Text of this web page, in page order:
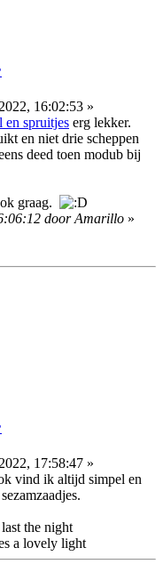
16:02:53 »
en spruitjes erg lekker.
en niet drie scheppen
deed toen modub bij
graag.
door Amarillo »
17:58:47 »
vind ik altijd simpel en
the night
a lovely light